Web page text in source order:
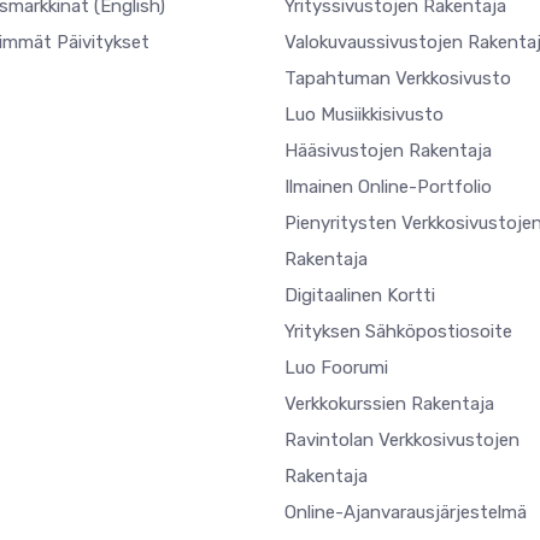
(English)
Päivitykset
Yrityssivustojen Rakentaja
Valokuvaussivustojen
Tapahtuman Verkkosivusto
Luo Musiikkisivusto
Hääsivustojen Rakentaja
Ilmainen Online-Portfolio
Pienyritysten Verkkosivustojen
Rakentaja
Digitaalinen Kortti
Yrityksen Sähköpostiosoite
Luo Foorumi
Verkkokurssien Rakentaja
Ravintolan Verkkosivustojen
Rakentaja
Online-Ajanvarausjärjestelmä